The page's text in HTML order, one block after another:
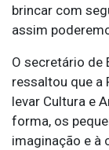
brincar com
assim
O secretário de
ressaltou que a
levar Cultura e
forma, os
imaginação e à